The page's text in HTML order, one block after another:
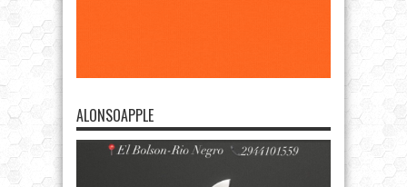
ALONSOAPPLE